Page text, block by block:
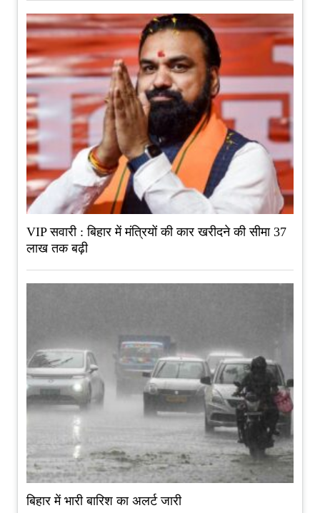
VIP सवारी : बिहार में मंत्रियों की कार खरीदने की सीमा 37
लाख तक बढ़ी
बिहार में भारी बारिश का अलर्ट जारी